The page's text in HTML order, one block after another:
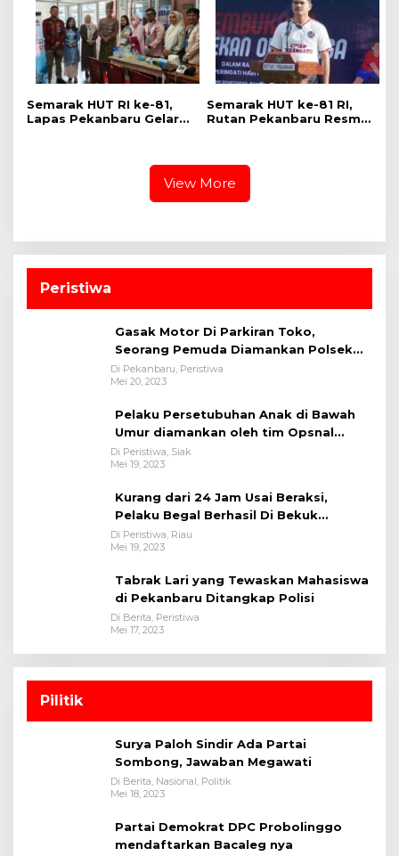
Policing Jelang HUT KE-
81 RI
Semarak HUT RI ke-81,
Lapas Pekanbaru Gelar
Semarak HUT ke-81 RI,
Rutan Pekanbaru Resmi
View More
Peristiwa
Gasak Motor Di Parkiran Toko,
Seorang Pemuda Diamankan Polsek
Bukit Raya
Di Pekanbaru, Peristiwa
Mei 20, 2023
Pelaku Persetubuhan Anak di Bawah
Umur diamankan oleh tim Opsnal
Polsek Tualang-Polres Siak-Polda Riau
Di Peristiwa, Siak
Mei 19, 2023
Kurang dari 24 Jam Usai Beraksi,
Pelaku Begal Berhasil Di Bekuk
Satreskrim Polres Kuansing
Di Peristiwa, Riau
Mei 19, 2023
Tabrak Lari yang Tewaskan Mahasiswa
di Pekanbaru Ditangkap Polisi
Di Berita, Peristiwa
Mei 17, 2023
Pilitik
Surya Paloh Sindir Ada Partai
Sombong, Jawaban Megawati
Di Berita, Nasional, Politik
Mei 18, 2023
Partai Demokrat DPC Probolinggo
mendaftarkan Bacaleg nya